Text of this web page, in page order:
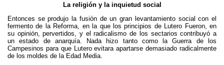
La religión y la inquietud social
Entonces se produjo la fusión de un gran levantamiento social con el
fermento de la Reforma, en la que los principios de Lutero Fueron, en
su opinión, pervertidos, y el radicalismo de los sectarios contribuyó a
un estado de anarquía. Nada hizo tanto como la Guerra de los
Campesinos para que Lutero evitara apartarse demasiado radicalmente
de los moldes de la Edad Media.